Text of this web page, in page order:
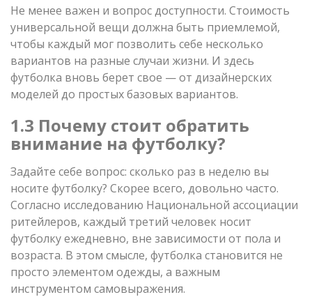
Не менее важен и вопрос доступности. Стоимость
универсальной вещи должна быть приемлемой,
чтобы каждый мог позволить себе несколько
вариантов на разные случаи жизни. И здесь
футболка вновь берет свое — от дизайнерских
моделей до простых базовых вариантов.
1.3 Почему стоит обратить
внимание на футболку?
Задайте себе вопрос: сколько раз в неделю вы
носите футболку? Скорее всего, довольно часто.
Согласно исследованию Национальной ассоциации
ритейлеров, каждый третий человек носит
футболку ежедневно, вне зависимости от пола и
возраста. В этом смысле, футболка становится не
просто элементом одежды, а важным
инструментом самовыражения.